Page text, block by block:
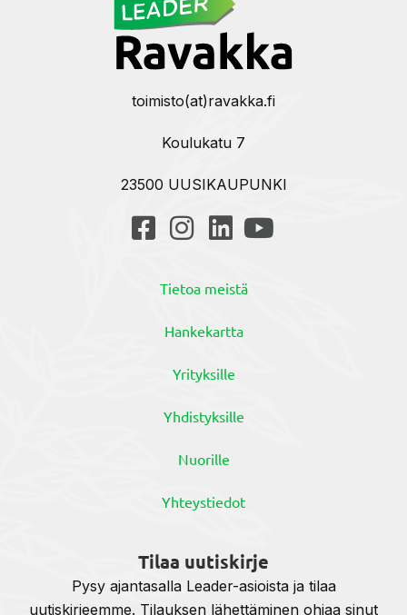
toimisto(at)ravakka.fi
Koulukatu 7
23500 UUSIKAUPUNKI
Tietoa meistä
Hankekartta
Yrityksille
Yhdistyksille
Nuorille
Yhteystiedot
Tilaa uutiskirje
Pysy ajantasalla Leader-asioista ja tilaa
uutiskirjeemme. Tilauksen lähettäminen ohjaa sinut